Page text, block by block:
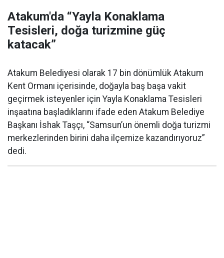
Atakum'da “Yayla Konaklama
Tesisleri, doğa turizmine güç
katacak”
Atakum Belediyesi olarak 17 bin dönümlük Atakum
Kent Ormanı içerisinde, doğayla baş başa vakit
geçirmek isteyenler için Yayla Konaklama Tesisleri
inşaatına başladıklarını ifade eden Atakum Belediye
Başkanı İshak Taşçı, “Samsun’un önemli doğa turizmi
merkezlerinden birini daha ilçemize kazandırıyoruz”
dedi.